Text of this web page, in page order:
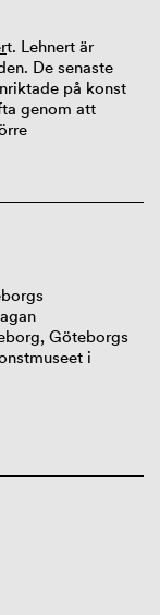
t. Lehnert är
De senaste
på konst
genom att
Göteborgs
i